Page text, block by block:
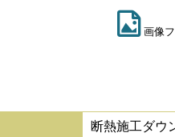
画像
断熱施工ダウ